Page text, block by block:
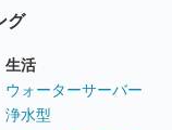
グ
生活
ウォーターサーバー
浄水型